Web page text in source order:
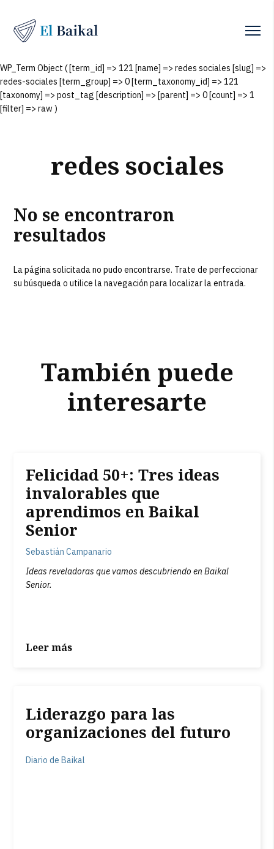
WP_Term Object ( [term_id] => 121 [name] => redes sociales [slug] =>
redes-sociales [term_group] => 0 [term_taxonomy_id] => 121
[taxonomy] => post_tag [description] => [parent] => 0 [count] => 1
[filter] => raw )
redes sociales
No se encontraron
resultados
La página solicitada no pudo encontrarse. Trate de perfeccionar
su búsqueda o utilice la navegación para localizar la entrada.
También puede
interesarte
Felicidad 50+: Tres ideas
invalorables que
aprendimos en Baikal
Senior
Sebastián Campanario
Ideas reveladoras que vamos descubriendo en Baikal
Senior.
Leer más
Liderazgo para las
organizaciones del futuro
Diario de Baikal